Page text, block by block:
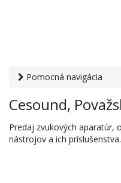
Pomocná navigácia
nástroje a ozvučovacia
Cesound,
Predaj zvukových aparatúr,
nástrojov a ich príslušenstva.